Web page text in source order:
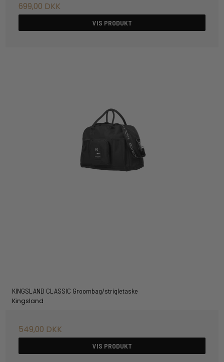
699,00 DKK
VIS PRODUKT
KINGSLAND CLASSIC Groombag/strigletaske
Kingsland
549,00 DKK
VIS PRODUKT